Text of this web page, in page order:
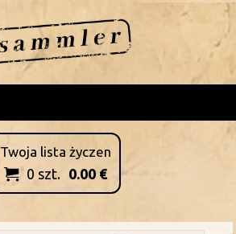
Twoja lista życzen
 0 szt. 0.00 €